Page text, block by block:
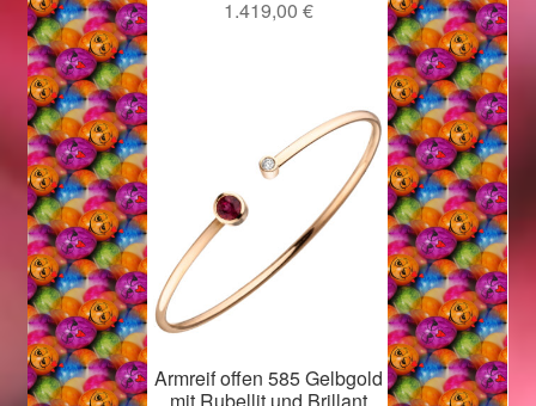
Ostergeschenke finden für Ostern 2019
Ostergeschenke finden für Ostern 2020
Ostergeschenke finden für Ostern 2021
Ostergeschenke finden für Ostern 2022
Partner
Shop
1.419,00 €
Armreif offen 585 Gelbgold